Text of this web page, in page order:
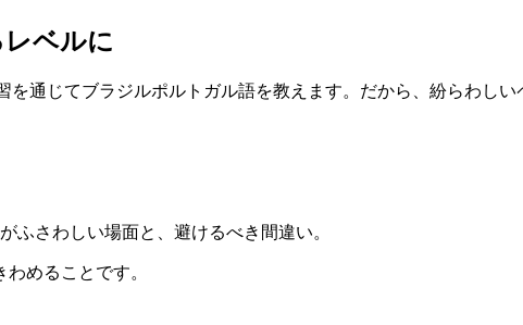
ベルに
通じてブラジルポルトガル語を教えます。だから、紛らわしい
ふさわしい場面と、避けるべき間違い。
めることです。